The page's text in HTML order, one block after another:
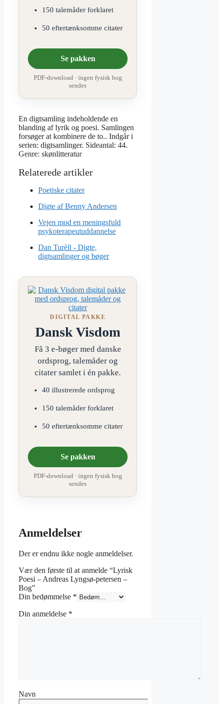
150 talemåder forklaret
50 eftertænksomme citater
Se pakken
PDF-download · ingen fysisk bog
sendes
En digtsamling indeholdende en
blanding af lyrik og poesi. Samlingen
forsøger at kombinere de to.. Indgår i
serien: digtsamlinger. Sideantal: 44.
Genre: skønlitteratur
Poetiske citater
Digte af Benny Andersen
Vejen mod en meningsfuld
psykoterapeutuddannelse
Dan Turèll - Digte,
digtsamlinger og bøger
DIGITAL PAKKE
Dansk Visdom
Få 3 e-bøger med danske
ordsprog, talemåder og
citater samlet i én pakke.
40 illustrerede ordsprog
150 talemåder forklaret
50 eftertænksomme citater
Se pakken
PDF-download · ingen fysisk bog
sendes
Anmeldelser
Der er endnu ikke nogle anmeldelser.
Vær den første til at anmelde “Lyrisk
Poesi – Andreas Lyngsø-petersen –
Bog”
Din bedømmelse *
Din anmeldelse *
Navn